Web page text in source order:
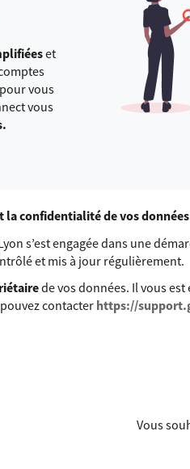
et
vous
vous
la confidentialité de vos
s’est engagée dans une
et mis à jour régulièrement.
de vos données. Il vous
contacterhttps://
Vous